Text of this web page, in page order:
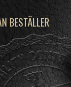
BESTÄLLER